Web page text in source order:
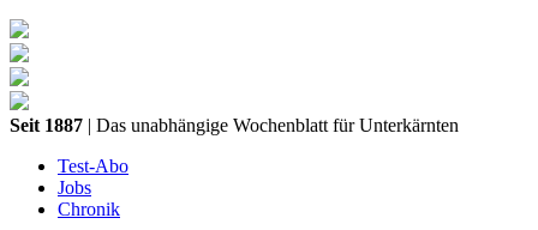
Seit 1887 | Das unabhängige Wochenblatt für Unterkärnten
Test-Abo
Jobs
Chronik